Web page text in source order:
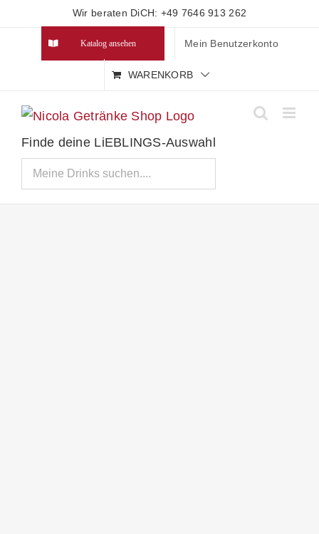
Wir beraten DiCH: +49 7646 913 262
Katalog ansehen Mein Benutzerkonto
WARENKORB
Finde deine LiEBLINGS-Auswahl